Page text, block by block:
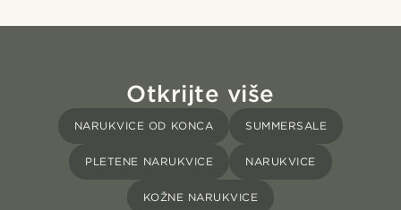
Otkrijte više
NARUKVICE OD KONCA SUMMERSALE
PLETENE NARUKVICE NARUKVICE
KOŽNE NARUKVICE